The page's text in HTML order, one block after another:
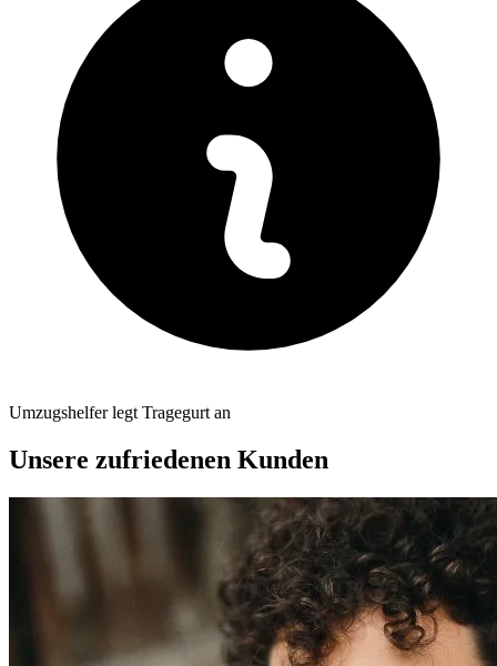
Umzugshelfer legt Tragegurt an
Unsere zufriedenen Kunden